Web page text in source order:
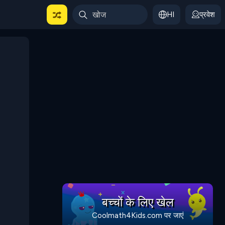
HI प्रवेश
बच्चों के लिए खेल
Coolmath4Kids.com पर जाएं